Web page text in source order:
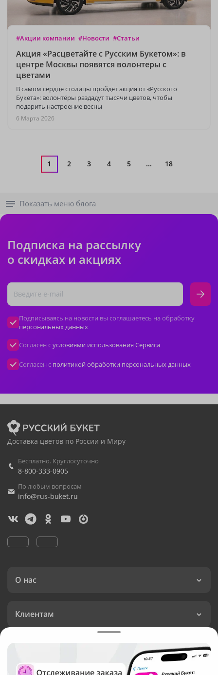
#Акции компании #Новости #Статьи
Акция «Расцветайте с Русским Букетом»: в
центре Москвы появятся волонтеры с
цветами
В самом сердце столицы пройдёт акция от «Русского
Букета»: волонтёры раздадут тысячи цветов, чтобы
подарить настроение весны
6 Марта 2026
1 2 3 4 5 ... 18
Показать меню блога
Подписка на рассылку
о скидках и акциях
Подписываясь на новости вы соглашаетесь на обработку
персональных данных
Согласен сусловиями использования Сервиса
Согласен с политикой обработки персональных данных
Доставка цветов по России и Миру
Бесплатно. Круглосуточно
8-800-333-0905
По любым вопросам
info@rus-buket.ru
О нас
Клиентам